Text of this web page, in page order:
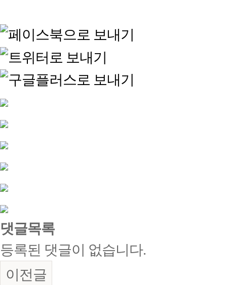
댓글목록
등록된 댓글이 없습니다.
이전글